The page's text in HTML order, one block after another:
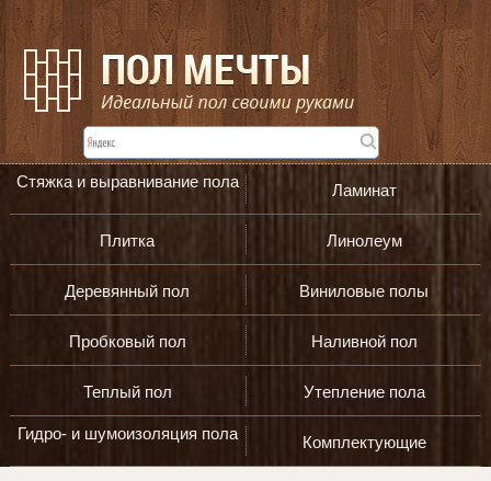
Стяжка и выравнивание пола Ламинат
Плитка Линолеум
Деревянный пол Виниловые полы
Пробковый пол Наливной пол
Теплый пол Утепление пола
Гидро- и шумоизоляция пола Комплектующие